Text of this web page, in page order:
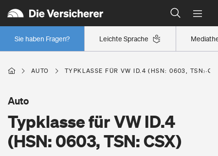
Leichte Sprache
Sie haben Fragen?
Wer versichert was: Jetzt Versicherer finden
Regionalklassen: So ist Ihre Region eingestuft
Wer versichert was: Jetzt Versicherer finden
Berufsunfähigkeitsversicherung
Erwerbsunfähigkeitsversicherung
Wohnen
AUTO TYPKLASSE FÜR VW ID.4 (HSN: 0603, TSN:
Typklasse für VW ID.4
(HSN: 0603, TSN: CSX)
Auto